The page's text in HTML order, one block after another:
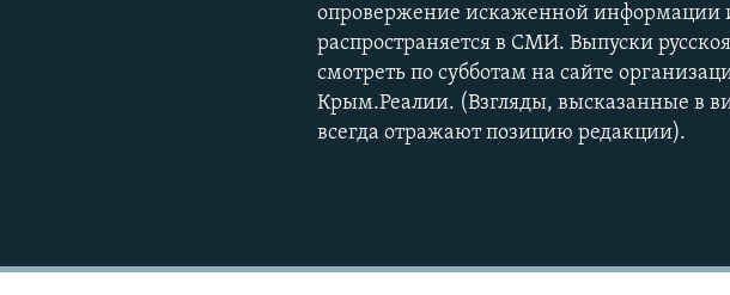
Auto
опровержение искаженной информации
распространяется в СМИ. Выпуски
смотреть по субботам на сайте
Крым.Реалии. (Взгляды, высказанные в
всегда отражают позицию редакции).